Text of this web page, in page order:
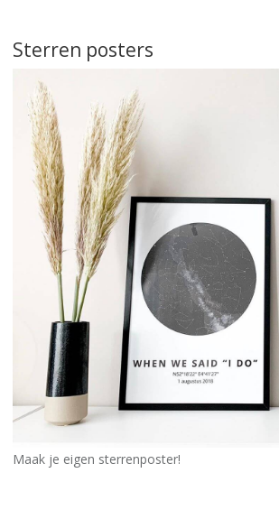
Sterren posters
Maak je eigen sterrenposter!